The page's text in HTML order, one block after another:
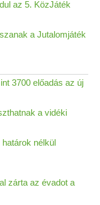
az 5. KözJáték
a Jutalomjáték
3700 előadás az új
a vidéki
nélkül
zárta az évadot a